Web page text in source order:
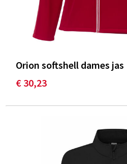
Orion softshell dames jas
€ 30,23